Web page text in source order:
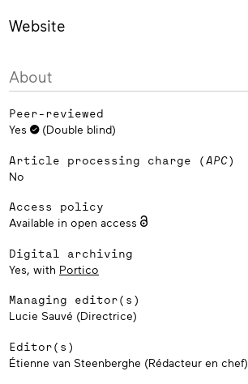
Website
About
Peer-reviewed
Yes (Double blind)
Article processing charge (APC)
No
Access policy
Available in open access
Digital archiving
Yes, with Portico
Managing editor(s)
Lucie Sauvé (Directrice)
Editor(s)
Étienne van Steenberghe (Rédacteur en chef)